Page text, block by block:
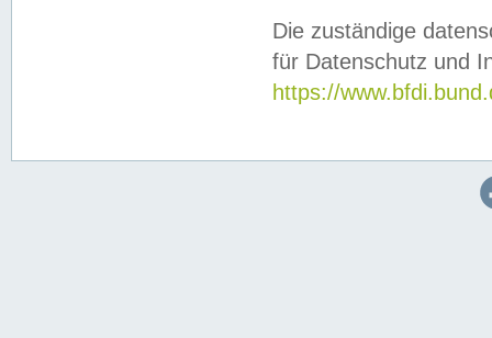
Die zuständige
für Datenschutz und
https://